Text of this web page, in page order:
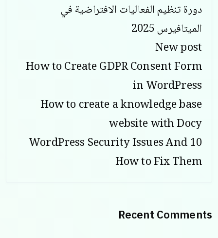
دورة تنظيم الفعاليات الافتراضية في
الميتافيرس 2025
New post
How to Create GDPR Consent Form
in WordPress
How to create a knowledge base
website with Docy
10 WordPress Security Issues And
How to Fix Them
Recent Comments